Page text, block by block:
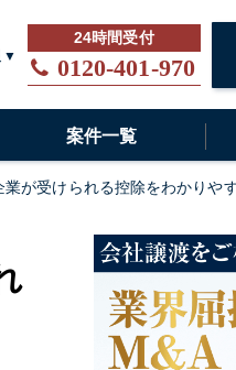
0120-401-970
案件一覧
が受けられる控除をわかりや